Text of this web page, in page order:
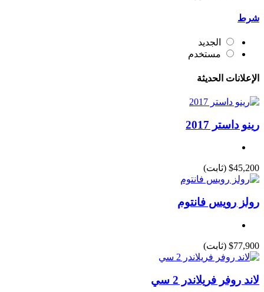
شرط
الجديد
مستخدم
الإعلانات الحديثة
رينو داستر 2017
$45,200 (ثابت)
رولز رويس فانتوم
$77,900 (ثابت)
لاند روفر فريلاندر 2 سي